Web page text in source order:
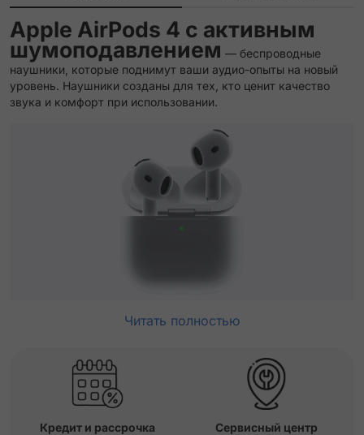
Apple AirPods 4 с активным
шумоподавлением — беспроводные
наушники, которые поднимут ваши аудио-опыты на новый
уровень. Наушники созданы для тех, кто ценит качество
звука и комфорт при использовании.
Читать полностью
Кредит и рассрочка Сервисный центр